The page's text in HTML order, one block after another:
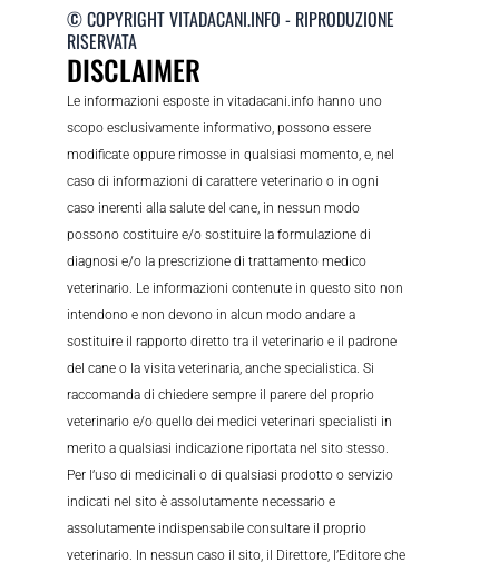
© COPYRIGHT VITADACANI.INFO - RIPRODUZIONE
RISERVATA
DISCLAIMER
Le informazioni esposte in vitadacani.info hanno uno
scopo esclusivamente informativo, possono essere
modificate oppure rimosse in qualsiasi momento, e, nel
caso di informazioni di carattere veterinario o in ogni
caso inerenti alla salute del cane, in nessun modo
possono costituire e/o sostituire la formulazione di
diagnosi e/o la prescrizione di trattamento medico
veterinario. Le informazioni contenute in questo sito non
intendono e non devono in alcun modo andare a
sostituire il rapporto diretto tra il veterinario e il padrone
del cane o la visita veterinaria, anche specialistica. Si
raccomanda di chiedere sempre il parere del proprio
veterinario e/o quello dei medici veterinari specialisti in
merito a qualsiasi indicazione riportata nel sito stesso.
Per l’uso di medicinali o di qualsiasi prodotto o servizio
indicati nel sito è assolutamente necessario e
assolutamente indispensabile consultare il proprio
veterinario. In nessun caso il sito, il Direttore, l’Editore che